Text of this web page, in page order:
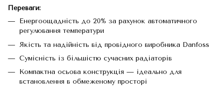
Переваги:
Енергоощадність до 20% за рахунок автоматичного
регулювання температури
Якість та надійність від провідного виробника Danfoss
Сумісність із більшістю сучасних радіаторів
Компактна осьова конструкція — ідеально для
встановлення в обмеженому просторі